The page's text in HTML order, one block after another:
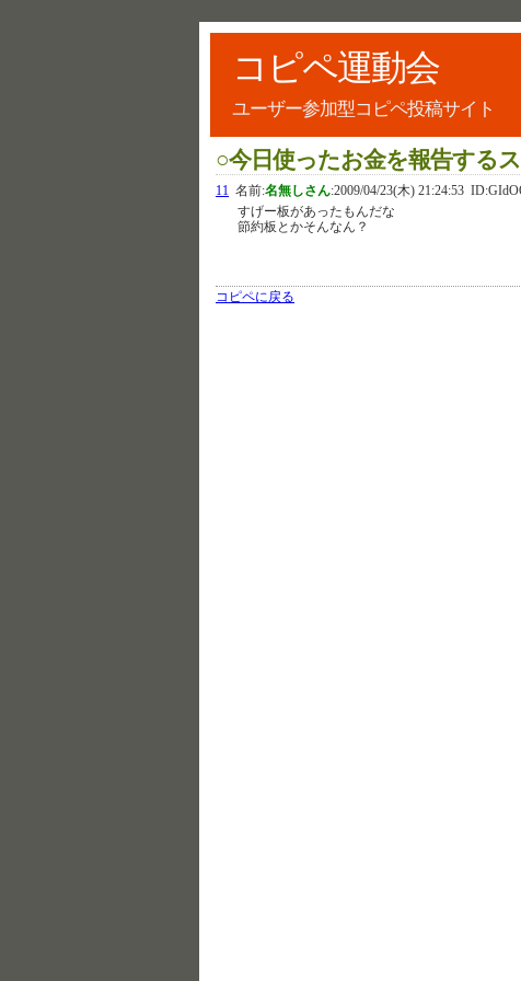
コピペ運動会
ユーザー参加型コピペ投稿サイト
○今日使ったお金を報告する
11 名前:名無しさん:2009/04/23(木) 21:24:53
すげー板があったもんだな
節約板とかそんなん？
コピペに戻る